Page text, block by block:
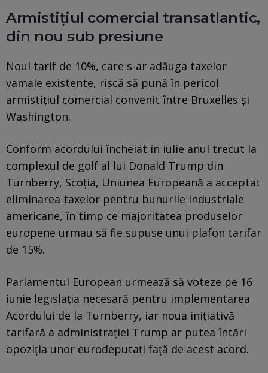
Armistițiul comercial transatlantic,
din nou sub presiune
Noul tarif de 10%, care s-ar adăuga taxelor
vamale existente, riscă să pună în pericol
armistițiul comercial convenit între Bruxelles și
Washington.
Conform acordului încheiat în iulie anul trecut la
complexul de golf al lui Donald Trump din
Turnberry, Scoția, Uniunea Europeană a acceptat
eliminarea taxelor pentru bunurile industriale
americane, în timp ce majoritatea produselor
europene urmau să fie supuse unui plafon tarifar
de 15%.
Parlamentul European urmează să voteze pe 16
iunie legislația necesară pentru implementarea
Acordului de la Turnberry, iar noua inițiativă
tarifară a administrației Trump ar putea întări
opoziția unor eurodeputați față de acest acord.